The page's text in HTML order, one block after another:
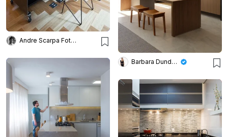
Andre Scarpa Fotografia
Barbara Dundes – Arquitetura + Design